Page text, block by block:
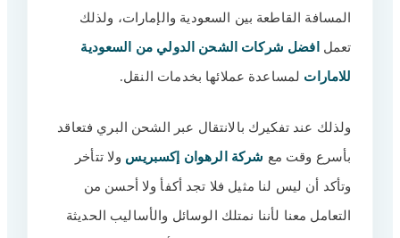
21
للامارات
أرقام شركات الشحن الدولي من السعودية
للامارات
السعودية إلى الإمارات
مقدمة من: الرهوان إكسبريس للشحن
الدولي
25 جميع الأسعار تشمل:
المسافة القاطعة بين السعودية والإمارات، ولذلك
تعمل افضل شركات الشحن الدولي من السعودية
للامارات لمساعدة عملائها بخدمات النقل.
ولذلك عند تفكيرك بالانتقال عبر الشحن البري فتعاقد
بأسرع وقت مع شركة الرهوان إكسبريس ولا تتأخر
وتأكد أن ليس لنا مثيل فلا تجد أكفأ ولا أحسن من
التعامل معنا لأننا نمتلك الوسائل والأساليب الحديثة